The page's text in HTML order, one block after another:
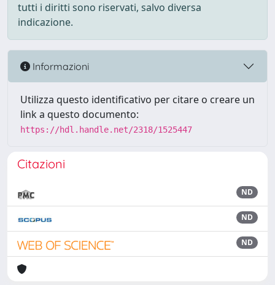
tutti i diritti sono riservati, salvo diversa
indicazione.
Informazioni
Utilizza questo identificativo per citare o creare un
link a questo documento:
https://hdl.handle.net/2318/1525447
Citazioni
ND
ND
ND